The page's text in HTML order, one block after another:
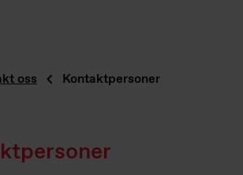
oss Kontaktpersoner